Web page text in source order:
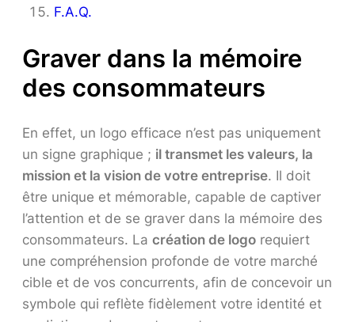
F.A.Q.
Graver dans la mémoire
des consommateurs
En effet, un logo efficace n’est pas uniquement
un signe graphique ; il transmet les valeurs, la
mission et la vision de votre entreprise. Il doit
être unique et mémorable, capable de captiver
l’attention et de se graver dans la mémoire des
consommateurs. La création de logo requiert
une compréhension profonde de votre marché
cible et de vos concurrents, afin de concevoir un
symbole qui reflète fidèlement votre identité et